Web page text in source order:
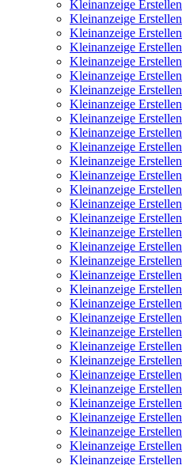
Kleinanzeige Erstellen
Kleinanzeige Erstellen
Kleinanzeige Erstellen
Kleinanzeige Erstellen
Kleinanzeige Erstellen
Kleinanzeige Erstellen
Kleinanzeige Erstellen
Kleinanzeige Erstellen
Kleinanzeige Erstellen
Kleinanzeige Erstellen
Kleinanzeige Erstellen
Kleinanzeige Erstellen
Kleinanzeige Erstellen
Kleinanzeige Erstellen
Kleinanzeige Erstellen
Kleinanzeige Erstellen
Kleinanzeige Erstellen
Kleinanzeige Erstellen
Kleinanzeige Erstellen
Kleinanzeige Erstellen
Kleinanzeige Erstellen
Kleinanzeige Erstellen
Kleinanzeige Erstellen
Kleinanzeige Erstellen
Kleinanzeige Erstellen
Kleinanzeige Erstellen
Kleinanzeige Erstellen
Kleinanzeige Erstellen
Kleinanzeige Erstellen
Kleinanzeige Erstellen
Kleinanzeige Erstellen
Kleinanzeige Erstellen
Kleinanzeige Erstellen